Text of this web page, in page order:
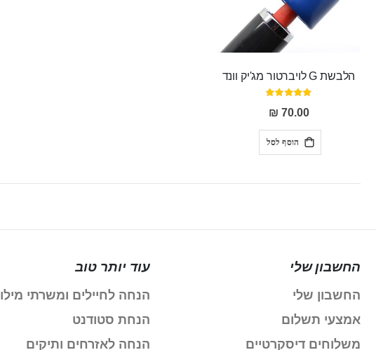
הלבשת G לויברטור מג'יק וונד
דירוג:
70.00 ₪
הוסף לסל
החשבון שלי
החשבון שלי
אמצעי תשלום
משלוחים דיסקרטיים
עוד יותר טוב
הנחה לחיילים ומשרתי
הנחת סטודנט
הנחה לאזרחים ותיקים